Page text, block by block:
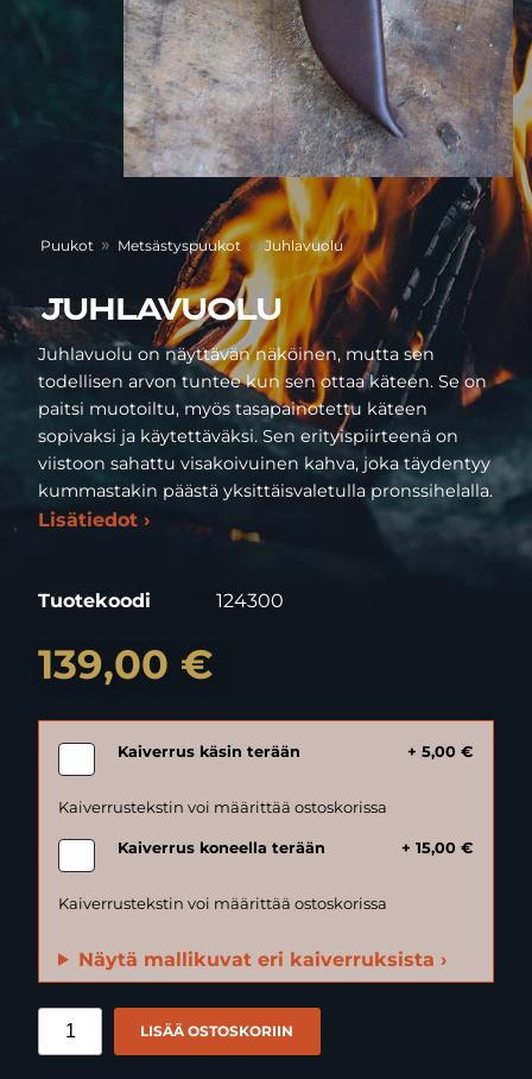
Puukot » Metsästyspuukot»Juhlavuolu
JUHLAVUOLU
Juhlavuolu on näyttävän näköinen, mutta sen
todellisen arvon tuntee kun sen ottaa käteen. Se on
paitsi muotoiltu, myös tasapainotettu käteen
sopivaksi ja käytettäväksi. Sen erityispiirteenä on
viistoon sahattu visakoivuinen kahva, joka täydentyy
kummastakin päästä yksittäisvaletulla pronssihelalla.
Lisätiedot ›
Tuotekoodi 124300
139,00 €
Kaiverrus käsin terään + 5,00 €
Kaiverrus koneella terään + 15,00 €
Näytä mallikuvat eri kaiverruksista ›
LISÄÄ OSTOSKORIIN